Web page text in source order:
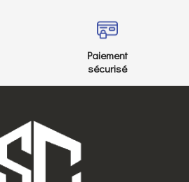
Paiement
sécurisé